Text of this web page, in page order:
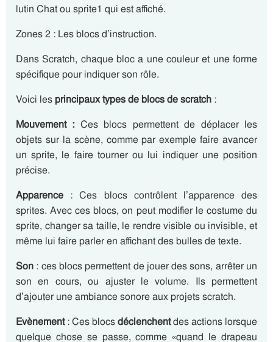
lutin Chat ou sprite1 qui est affiché.
Zones 2 : Les blocs d’instruction.
Dans Scratch, chaque bloc a une couleur et une forme
spécifique pour indiquer son rôle.
Voici lesprincipaux types de blocs de scratch :
Mouvement : Ces blocs permettent de déplacer les
objets sur la scène, comme par exemple faire avancer
un sprite, le faire tourner ou lui indiquer une position
précise.
Apparence : Ces blocs contrôlent l’apparence des
sprites. Avec ces blocs, on peut modifier le costume du
sprite, changer sa taille, le rendre visible ou invisible, et
même lui faire parler en affichant des bulles de texte.
Son : ces blocs permettent de jouer des sons, arrêter un
son en cours, ou ajuster le volume. Ils permettent
d’ajouter une ambiance sonore aux projets scratch.
Evènement: Ces blocsdéclenchentdes actions lorsque
quelque chose se passe, comme «quand le drapeau